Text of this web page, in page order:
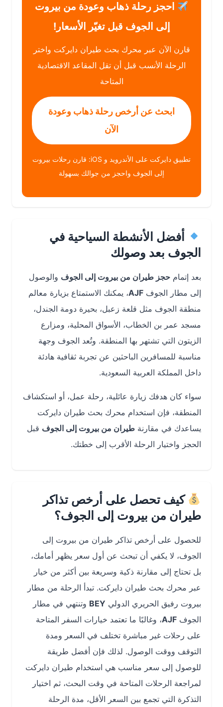
احجز رحلة ذهاب وعودة من بيروت
إلى الجوف قبل تغيّر الأسعار!
قارن الآن عبر محرك بحث طيران دايركت واختر
الرحلة الأنسب قبل أن تقل المقاعد الاقتصادية
المتاحة
ابحث عن أرخص رحلة ذهاب وعودة
تطبيق دايركت على الأندرويد و iOS: قارن رحلات بيروت
إلى الجوف واحجز من جوالك بسهولة
أفضل الأنشطة السياحية في
الجوف بعد وصولك
بعد إتمام حجز طيران من بيروت إلى الجوفوالوصول
إلى مطار الجوفAJF، يمكنك الاستمتاع بزيارة معالم
منطقة الجوف مثل قلعة زعبل، بحيرة دومة الجندل،
مسجد عمر بن الخطاب، الأسواق المحلية، ومزارع
الزيتون التي تشتهر بها المنطقة. وتُعد الجوف وجهة
مناسبة للمسافرين الباحثين عن تجربة ثقافية هادئة
داخل المملكة العربية السعودية.
سواء كان هدفك زيارة عائلية، رحلة عمل، أو استكشاف
المنطقة، فإن استخدام محرك بحث طيران دايركت
يساعدك في مقارنةطيران من بيروت إلى الجوفقبل
الحجز واختيار الرحلة الأقرب إلى خطتك.
كيف تحصل على أرخص تذاكر
طيران من بيروت إلى الجوف؟
للحصول على أرخص تذاكر طيران من بيروت إلى
الجوف، لا يكفي أن تبحث عن أول سعر يظهر أمامك،
بل تحتاج إلى مقارنة ذكية وسريعة بين أكثر من خيار
عبر محرك بحث طيران دايركت. تبدأ الرحلة من مطار
بيروت رفيق الحريري الدوليBEYوتنتهي في مطار
الجوفAJF، وغالبًا ما تعتمد خيارات السفر المتاحة
على رحلات غير مباشرة تختلف في السعر ومدة
التوقف ووقت الوصول. لذلك فإن أفضل طريقة
للوصول إلى سعر مناسب هي استخدام طيران دايركت
لمراجعة الرحلات المتاحة في وقت البحث، ثم اختيار
التذكرة التي تجمع بين السعر الأقل، مدة الرحلة